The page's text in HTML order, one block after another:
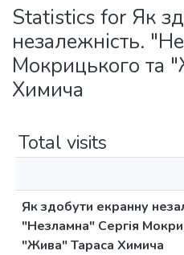
Collections
All of DSpace
Statistics for Як
незалежність.
Мокрицького та
Химича
Total visits
Як здобути екранну
"Незламна" Сергія
"Жива" Тараса Химича